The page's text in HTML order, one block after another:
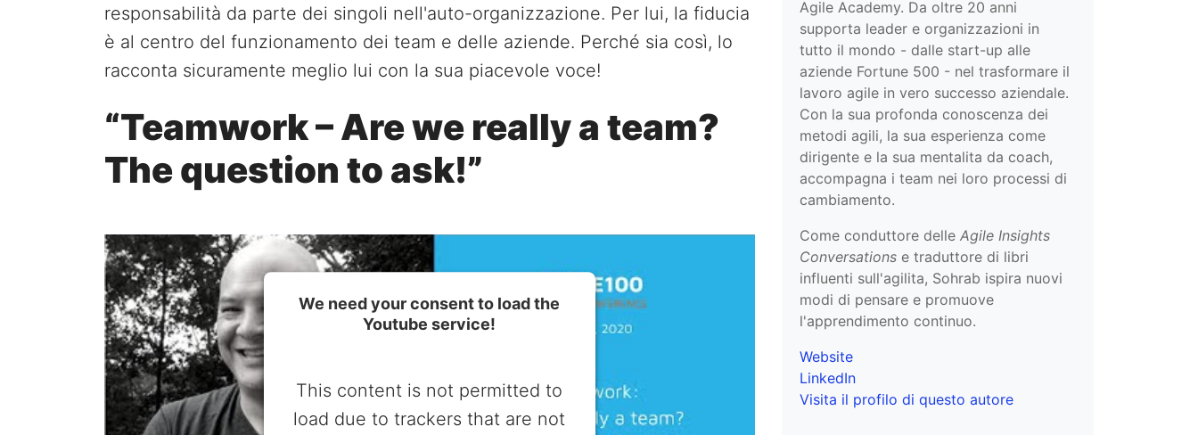
responsabilità da parte dei singoli nell'auto-organizzazione. Per lui, la fiducia
è al centro del funzionamento dei team e delle aziende. Perché sia così, lo
racconta sicuramente meglio lui con la sua piacevole voce!
“Teamwork – Are we really a team?
The question to ask!”
We need your consent to load the
Youtube service!
This content is not permitted to
load due to trackers that are not
Agile Academy. Da oltre 20 anni
supporta leader e organizzazioni in
tutto il mondo - dalle start-up alle
aziende Fortune 500 - nel trasformare il
lavoro agile in vero successo aziendale.
Con la sua profonda conoscenza dei
metodi agili, la sua esperienza come
dirigente e la sua mentalita da coach,
accompagna i team nei loro processi di
cambiamento.
Come conduttore delle Agile Insights
Conversations e traduttore di libri
influenti sull'agilita, Sohrab ispira nuovi
modi di pensare e promuove
l'apprendimento continuo.
Website
LinkedIn
Visita il profilo di questo autore